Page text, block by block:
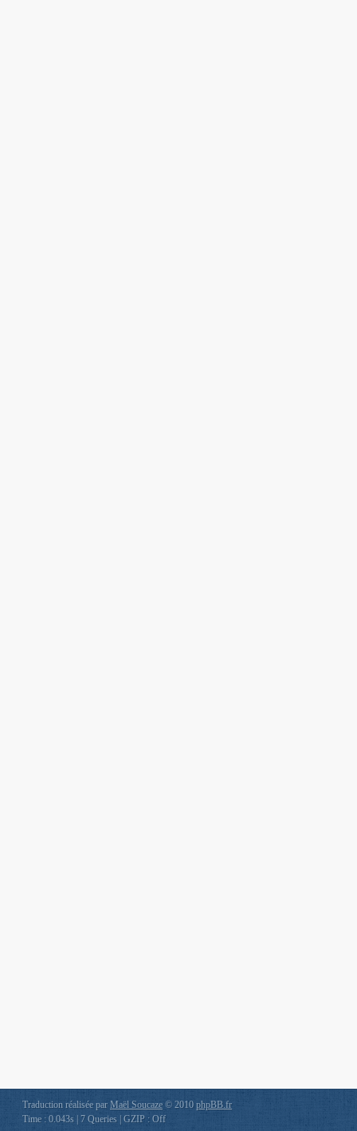
Traduction réalisée parMaël Soucaze© 2010 phpBB.fr
Time : 0.043s | 7 Queries | GZIP : Off